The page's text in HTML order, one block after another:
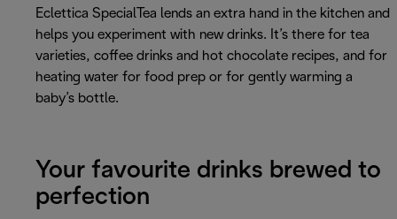
Eclettica SpecialTea lends an extra hand in the kitchen and
helps you experiment with new drinks. It’s there for tea
varieties, coffee drinks and hot chocolate recipes, and for
heating water for food prep or for gently warming a
baby’s bottle.
Your favourite drinks brewed to
perfection